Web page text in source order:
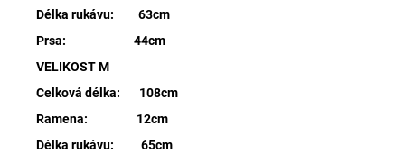
Délka rukávu: 63cm
Prsa: 44cm
VELIKOST M
Celková délka: 108cm
Ramena: 12cm
Délka rukávu: 65cm